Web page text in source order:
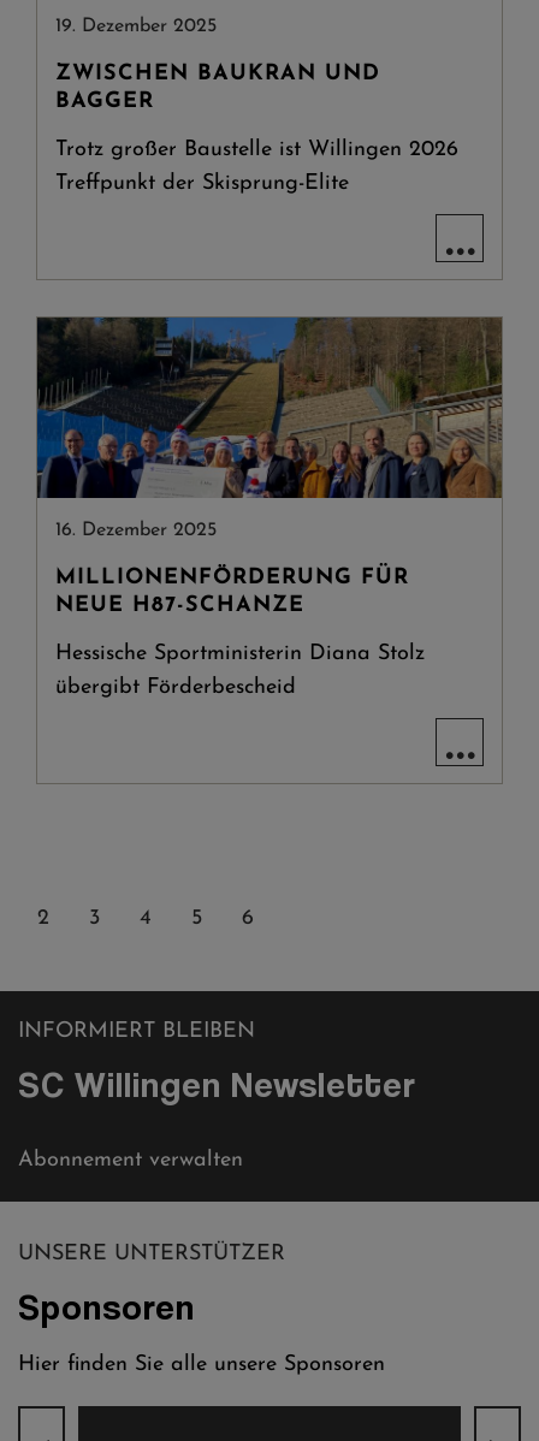
19. Dezember 2025
ZWISCHEN BAUKRAN UND
BAGGER
Trotz großer Baustelle ist Willingen 2026
Treffpunkt der Skisprung-Elite
...
16. Dezember 2025
MILLIONENFÖRDERUNG FÜR
NEUE H87-SCHANZE
Hessische Sportministerin Diana Stolz
übergibt Förderbescheid
...
PAGE
2 PAGE
3
AKTUELLE
4 PAGE
5 PAGE
6
INFORMIERT BLEIBEN
SC Willingen Newsletter
Abonnement verwalten
UNSERE UNTERSTÜTZER
Sponsoren
Hier finden Sie alle unsere Sponsoren